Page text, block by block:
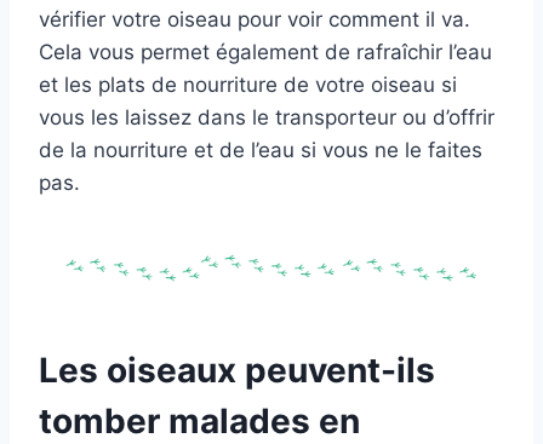
vérifier votre oiseau pour voir comment il va.
Cela vous permet également de rafraîchir l’eau
et les plats de nourriture de votre oiseau si
vous les laissez dans le transporteur ou d’offrir
de la nourriture et de l’eau si vous ne le faites
pas.
Les oiseaux peuvent-ils
tomber malades en